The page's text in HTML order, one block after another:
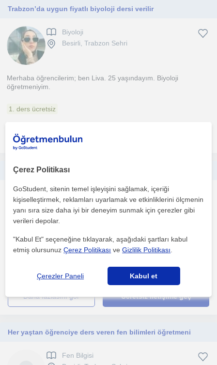
Trabzon’da uygun fiyatlı biyoloji dersi verilir
Biyoloji
Besirli, Trabzon Sehri
Merhaba öğrencilerim; ben Liva. 25 yaşındayım. Biyoloji
öğretmeniyim.
1. ders ücretsiz
daha fazlasını gör
Ortaokul fen bilgisi, lise biyoloji dersi verilir
Biyoloji
Besirli, Pelitli (Trabzo...
Ordu üniversitesi moleküler biyoloji ve genetik mezunuyum.
Aldigim egitimim derslerim ve formasyon tecrübem sayesin...
daha fazlasını gör Ücretsiz iletişime geç
Her yaştan öğrenciye ders veren fen bilimleri öğretmeni
Fen Bilgisi
Çerez Politikası
GoStudent, sitenin temel işleyişini sağlamak, içeriği
kişiselleştirmek, reklamları uyarlamak ve etkinliklerini ölçmenin
yanı sıra size daha iyi bir deneyim sunmak için çerezler gibi
verileri depolar.
"Kabul Et" seçeneğine tıklayarak, aşağıdaki şartları kabul
etmiş olursunuzÇerez Politikası veGizlilik Politikası
Çerezler Paneli Kabul et